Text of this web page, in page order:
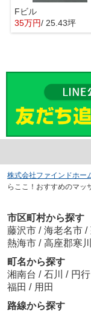
Fビル
35万円/ 25.43坪
株式会社ファインドホー
らここ！おすすめのマッ
市区町村から探す
藤沢市 / 海老名市 /
熱海市 / 高座郡寒
町名から探す
湘南台 / 石川 / 円行
福田 / 用田
路線から探す